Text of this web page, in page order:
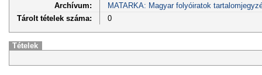
Archívum:
MATARKA: Magyar folyóiratok
Tárolt tételek száma:
0
Tételek